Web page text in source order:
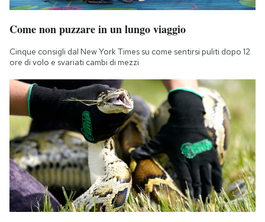
Come non puzzare in un lungo viaggio
Cinque consigli dal New York Times su come sentirsi puliti dopo 12
ore di volo e svariati cambi di mezzi